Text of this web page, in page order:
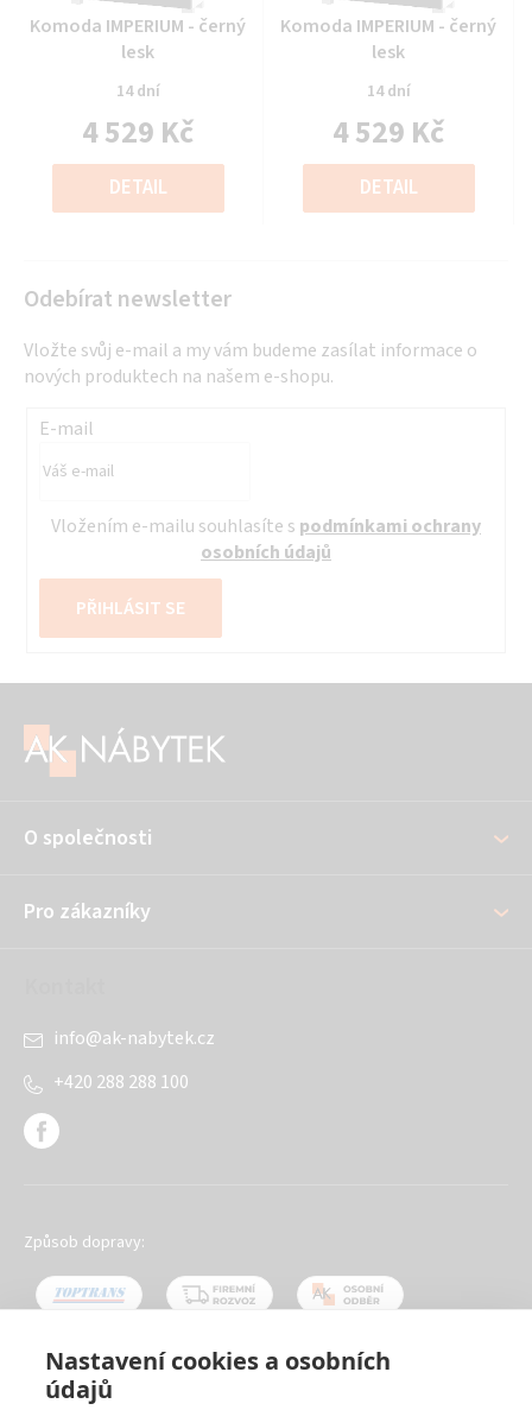
Nastavení cookies a osobních
údajů
Průměrné
hodnocení
produktu
je
0,0
5
hvězdiček.
Komoda IMPERIUM - černý
lesk
14 dní
4 529 Kč
Měrná
cena:
DETAIL
Průměrné
hodnocení
produktu
je
0,0
5
hvězdiček.
Komoda IMPERIUM - černý
lesk
14 dní
4 529 Kč
Měrná
cena:
DETAIL
Odebírat newsletter
Vložte svůj e-mail a my vám budeme zasílat informace o
nových produktech na našem e-shopu.
E-mail
Vložením e-mailu souhlasíte s podmínkami ochrany
osobních údajů
PŘIHLÁSIT SE
O společnosti
Pro zákazníky
info@ak-nabytek.cz
+420 288 288 100
Způsob dopravy: